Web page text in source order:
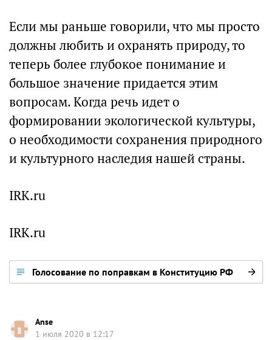
Если мы раньше говорили, что мы просто
должны любить и охранять природу, то
теперь более глубокое понимание и
большое значение придается этим
вопросам. Когда речь идет о
формировании экологической культуры,
о необходимости сохранения природного
и культурного наследия нашей страны.
IRK.ru
IRK.ru
Голосование по поправкам в Конституцию РФ
Anse
1 июля 2020 в 12:17